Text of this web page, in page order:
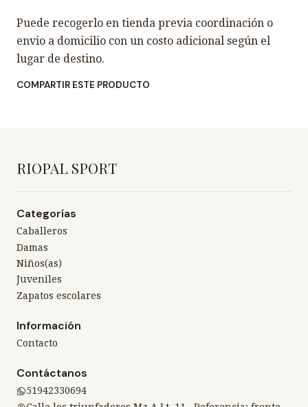
Puede recogerlo en tienda previa coordinación o
envio a domicilio con un costo adicional según el
lugar de destino.
COMPARTIR ESTE PRODUCTO
RIOPAL SPORT
Categorías
Caballeros
Damas
Niños(as)
Juveniles
Zapatos escolares
Información
Contacto
Contáctanos
51942330694